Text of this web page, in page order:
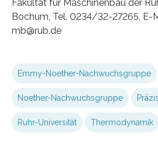
Fakultät für Maschinenbau der
Bochum, Tel. 0234/32-27265, E-
mb@rub.de
Emmy-Noether-Nachwuchsgruppe
Noether-Nachwuchsgruppe
Ruhr-Universität Thermodynamik